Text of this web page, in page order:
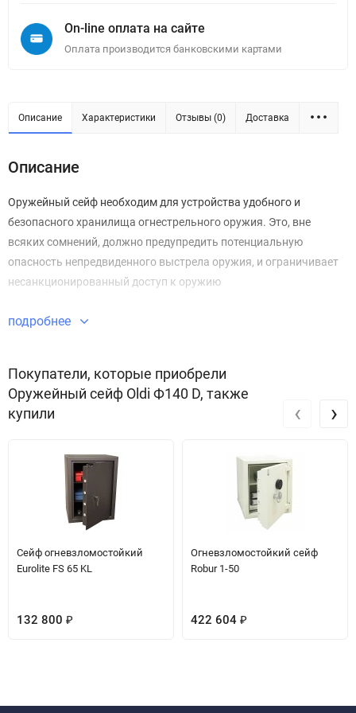
On-line оплата на сайте
Оплата производится банковскими картами
Описание Характеристики Отзывы (0) Доставка
Описание
Оружейный сейф необходим для устройства удобного и
безопасного хранилища огнестрельного оружия. Это, вне
всяких сомнений, должно предупредить потенциальную
опасность непредвиденного выстрела оружия, и ограничивает
несанкционированный доступ к оружию
подробнее
Покупатели, которые приобрели
Оружейный сейф Oldi Ф140 D, также
купили
Сейф огневзломостойкий
Eurolite FS 65 KL
132 800 ₽
Огневзломостойкий сейф
Robur 1-50
422 604 ₽
‹ ›